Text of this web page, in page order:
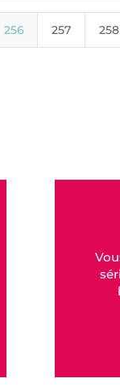
256 257 258